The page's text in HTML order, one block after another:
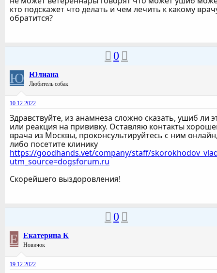
кто подскажет что делать и чем лечить к какому
обратится?
0
Ю Юлиана
Любитель собак
10.12.2022
Здравствуйте, из анамнеза сложно сказать, ушиб ли
или реакция на прививку. Оставляю контакты
врача из Москвы, проконсультируйтесь с ним
либо посетите клинику
https://goodhands.vet/company/staff/
utm_source=dogsforum.ru
Скорейшего выздоровления!
0
Е Екатерина К
Новичок
19.12.2022